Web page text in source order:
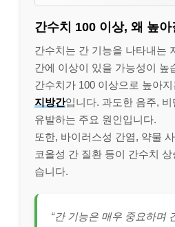
간수치 100 이상, 왜 높아
간수치는 간 기능을 나타내는
간에 이상이 있을 가능성이 높
간수치가 100 이상으로 높아
지방간입니다. 과도한 음주,
유발하는 주요 원인입니다.
또한, 바이러스성 간염, 약물
코올성 간 질환 등이 간수치
습니다.
“간 기능은 매우 중요하며